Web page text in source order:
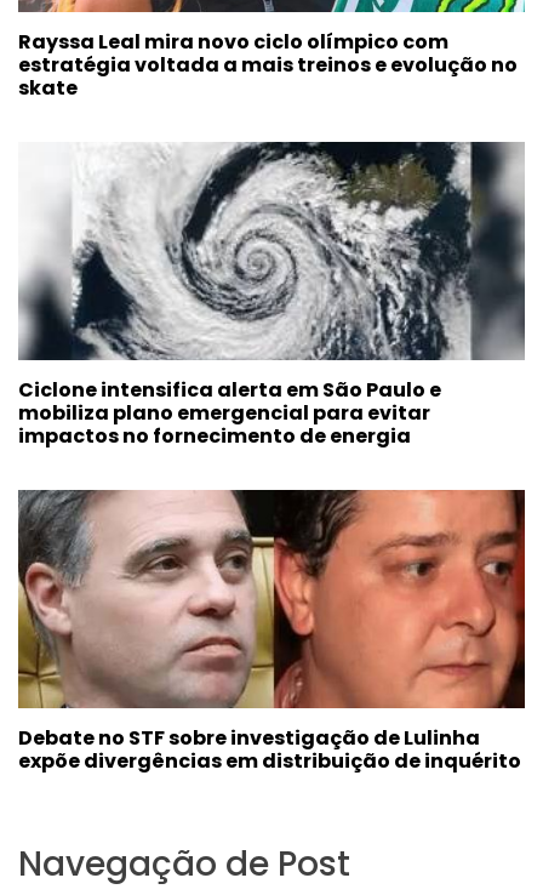
Rayssa Leal mira novo ciclo olímpico com
estratégia voltada a mais treinos e evolução no
skate
Ciclone intensifica alerta em São Paulo e
mobiliza plano emergencial para evitar
impactos no fornecimento de energia
Debate no STF sobre investigação de Lulinha
expõe divergências em distribuição de inquérito
Navegação de Post